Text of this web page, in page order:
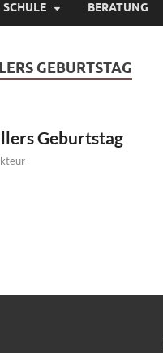
SCHULE BERATUNG
GEBURTSTAG
Geburtstag